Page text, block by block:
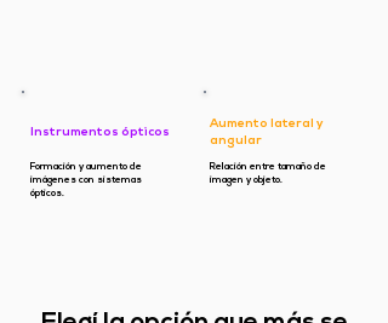
Instrumentos ópticos
Formación y aumento de
imágenes con sistemas
ópticos.
Aumento lateral y
angular
Relación entre tamaño de
imagen y objeto.